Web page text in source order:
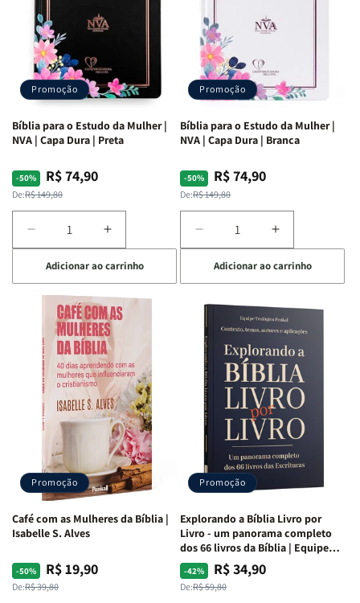
Promoção
Bíblia para o Estudo da Mulher |
NVA | Capa Dura | Preta
-50%
Preço
normal
De:R$ 149,80
Preço
promocional
R$ 74,90
Diminuir
a
quantidade
de
Bíblia
para
Estudo
da
Mulher
NVA
Capa
Dura
|
Preta
Aumentar
a
quantidade
de
Bíblia
para
o
Estudo
da
Mulher
|
NVA
|
Capa
Dura
|
Adicionar ao carrinho
Promoção
Bíblia para o Estudo da Mulher |
NVA | Capa Dura | Branca
-50%
Preço
normal
De:R$ 149,80
Preço
promocional
R$ 74,90
Diminuir
a
quantidade
de
Bíblia
o
Estudo
da
Mulher
NVA
Capa
Dura
|
Aumentar
a
quantidade
de
Bíblia
para
o
Estudo
Mulher
|
NVA
|
Capa
Dura
|
Adicionar ao carrinho
Promoção
Café com as Mulheres da Bíblia |
Isabelle S. Alves
-50%
Preço
normal
De:R$ 39,80
Preço
promocional
R$ 19,90
Promoção
Explorando a Bíblia Livro por
Livro - um panorama completo
dos 66 livros da Bíblia | Equipe
teológica Penkal
-42%
Preço
normal
De:R$ 59,80
Preço
promocional
R$ 34,90